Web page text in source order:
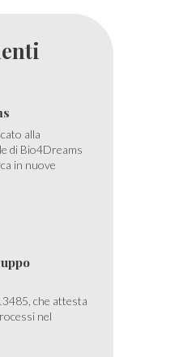
alla
di Bio4Dreams
in nuove
che attesta
nel